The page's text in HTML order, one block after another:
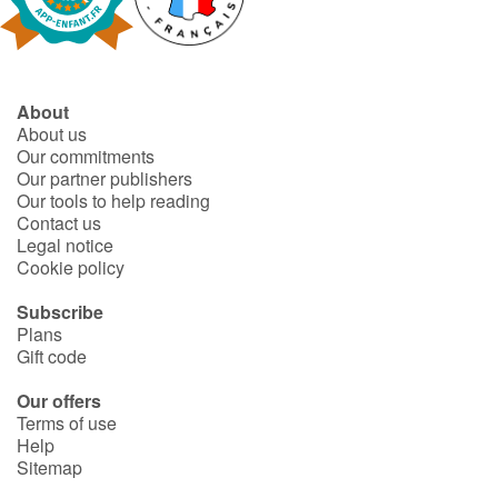
Fable, myth, literature and poetry
Ogres, monsters and witches
Heroines and Heroes
Ecology, nature, seasons
The animals
Travel, epic, investigation, adventure
Around the world
Learning
About
About us
Our commitments
Our partner publishers
Our tools to help reading
Contact us
Legal notice
Cookie policy
Subscribe
Plans
Gift code
Our offers
Terms of use
Help
Sitemap